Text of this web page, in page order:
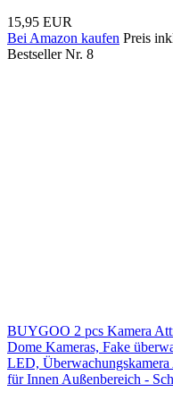
15,95 EUR
Bei Amazon kaufen Preis
Bestseller Nr. 8
BUYGOO 2 pcs Kamera
Dome Kameras, Fake
LED,
für Innen Außenbereich -